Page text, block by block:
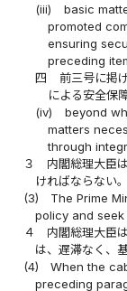
(iii)
basic
promoted
ensuring
preceding
四
前三号に掲
による安全保
(iv)
beyond
matters
through
３
内閣総理大臣
ければならない。
(3)
The Prime
policy and
４
内閣総理大臣
は、遅滞なく、
(4)
When the
preceding